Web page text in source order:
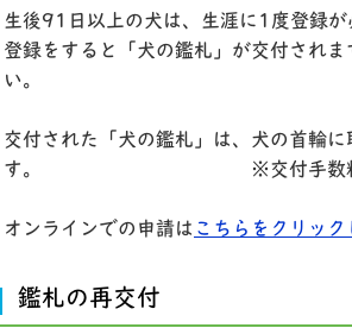
生後91日以上の犬は、生涯に1度登録が
登録をすると「犬の鑑札」が交付され
い。
交付された「犬の鑑札」は、犬の首輪
す。 ※交付手数料
オンラインでの申請は こちらをクリッ
鑑札の再交付